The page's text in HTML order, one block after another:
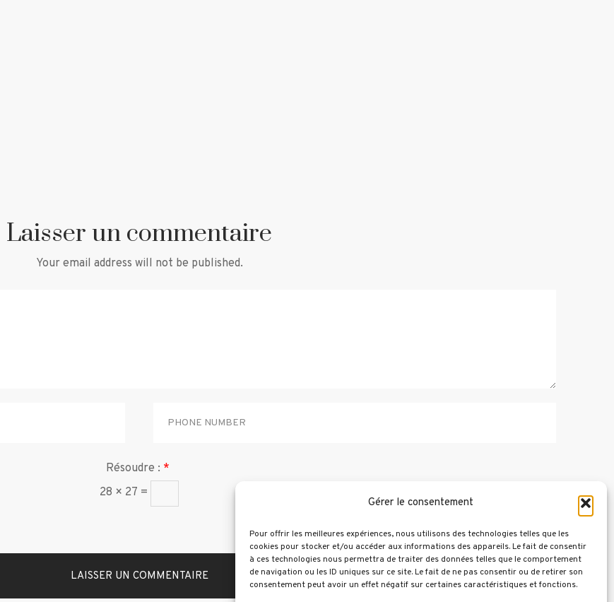
Gérer le consentement
Pour offrir les meilleures expériences, nous utilisons des technologies telles que les
cookies pour stocker et/ou accéder aux informations des appareils. Le fait de consentir
à ces technologies nous permettra de traiter des données telles que le comportement
de navigation ou les ID uniques sur ce site. Le fait de ne pas consentir ou de retirer son
consentement peut avoir un effet négatif sur certaines caractéristiques et fonctions.
Laisser un commentaire
Your email address will not be published.
Résoudre : *
28 × 27 =